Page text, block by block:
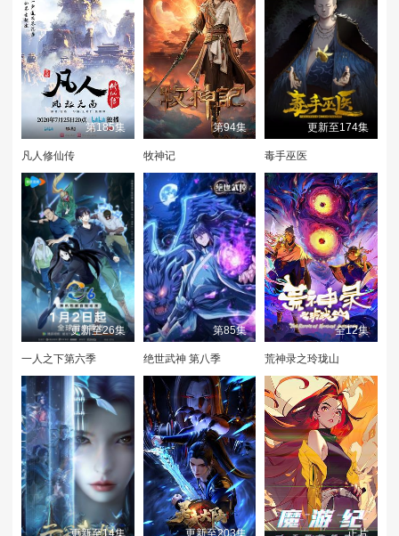
第185集
凡人修仙传
第94集
牧神记
更新至174集
毒手巫医
更新至26集
一人之下第六季
第85集
绝世武神 第八季
全12集
荒神录之玲珑山
更新至14集 更新至203集 正片